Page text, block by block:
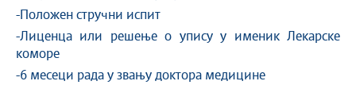
-Положен стручни испит
-Лиценца или решење о упису у именик Лекарске
коморе
-6 месеци рада у звању доктора медицине